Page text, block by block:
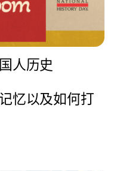
人历史
忆以及如何打